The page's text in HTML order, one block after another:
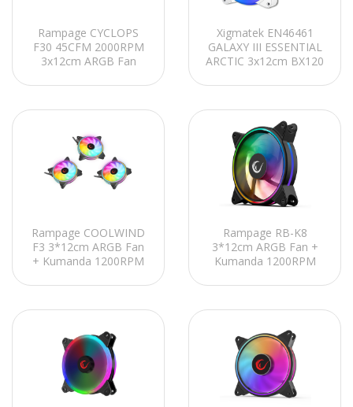
Rampage CYCLOPS
F30 45CFM 2000RPM
3x12cm ARGB Fan
Tümleşik Siyah Kasa
Xigmatek EN46461
GALAXY III ESSENTIAL
ARCTIC 3x12cm BX120
Kontrolcü+Kumanda
Rampage COOLWIND
F3 3*12cm ARGB Fan
+ Kumanda 1200RPM
Fan Kiti
Rampage RB-K8
3*12cm ARGB Fan +
Kumanda 1200RPM
Fan Kiti